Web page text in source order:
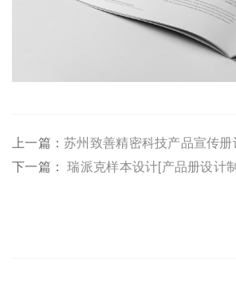
上一篇：苏州致善精密科技产品宣传册
下一篇：瑞派克样本设计[产品册设计